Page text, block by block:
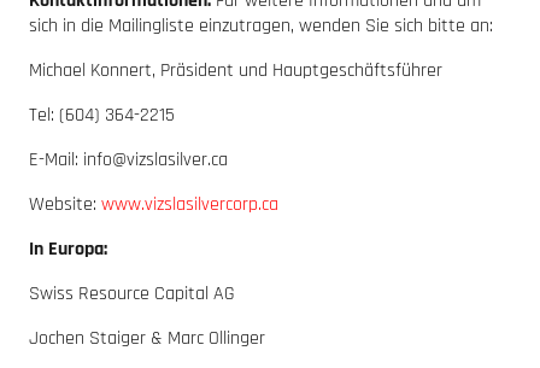
sich in die Mailingliste einzutragen, wenden Sie sich bitte an:
Michael Konnert, Präsident und Hauptgeschäftsführer
Tel: (604) 364-2215
E-Mail: info@vizslasilver.ca
Website: www.vizslasilvercorp.ca
In Europa:
Swiss Resource Capital AG
Jochen Staiger & Marc Ollinger